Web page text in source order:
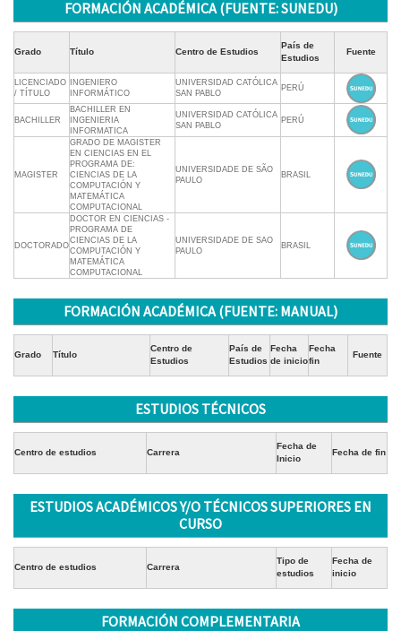
FORMACIÓN ACADÉMICA (FUENTE: SUNEDU)
Grado Título Centro de Estudios
País de
Estudios
Fuente
LICENCIADO
/ TÍTULO
INGENIERO
INFORMÁTICO
UNIVERSIDAD CATÓLICA
SAN PABLO
PERÚ
BACHILLER
BACHILLER EN
INGENIERIA
INFORMATICA
UNIVERSIDAD CATÓLICA
SAN PABLO
PERÚ
MAGISTER
GRADO DE MAGISTER
EN CIENCIAS EN EL
PROGRAMA DE:
CIENCIAS DE LA
COMPUTACIÓN Y
MATEMÁTICA
COMPUTACIONAL
UNIVERSIDADE DE SÃO
PAULO
BRASIL
DOCTORADO
DOCTOR EN CIENCIAS -
PROGRAMA DE
CIENCIAS DE LA
COMPUTACIÓN Y
MATEMÁTICA
COMPUTACIONAL
UNIVERSIDADE DE SAO
PAULO
BRASIL
FORMACIÓN ACADÉMICA (FUENTE: MANUAL)
Grado Título
Centro de
Estudios
País de
Estudios
Fecha
de inicio
Fecha
fin
Fuente
ESTUDIOS TÉCNICOS
Centro de estudios Carrera
Fecha de
Inicio
Fecha de fin
ESTUDIOS ACADÉMICOS Y/O TÉCNICOS SUPERIORES EN
CURSO
Centro de estudios Carrera
Tipo de
estudios
Fecha de
inicio
FORMACIÓN COMPLEMENTARIA